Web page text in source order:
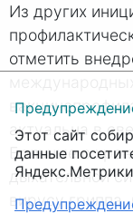
Из других
отметить
актуальна в
Больные с
дыхательной
вирусу
Этот сайт
данные